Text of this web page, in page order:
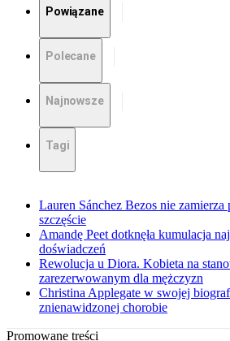
Powiązane
Polecane
Najnowsze
Tagi
Lauren Sánchez Bezos nie zamierza
szczęście
Amandę Peet dotknęła kumulacja
doświadczeń
Rewolucja u Diora. Kobieta na
zarezerwowanym dla mężczyzn
Christina Applegate w swojej
znienawidzonej chorobie
Promowane treści